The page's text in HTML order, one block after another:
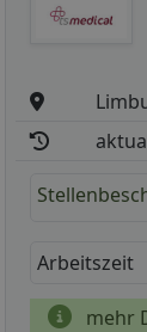
Arbeitszeit
mehr